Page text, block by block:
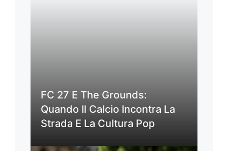
FC 27 E The Grounds:
Quando Il Calcio Incontra La
Strada E La Cultura Pop